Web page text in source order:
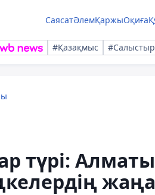
СаясатӘлемҚаржыОқиға
#Қазақмыс
түрі: